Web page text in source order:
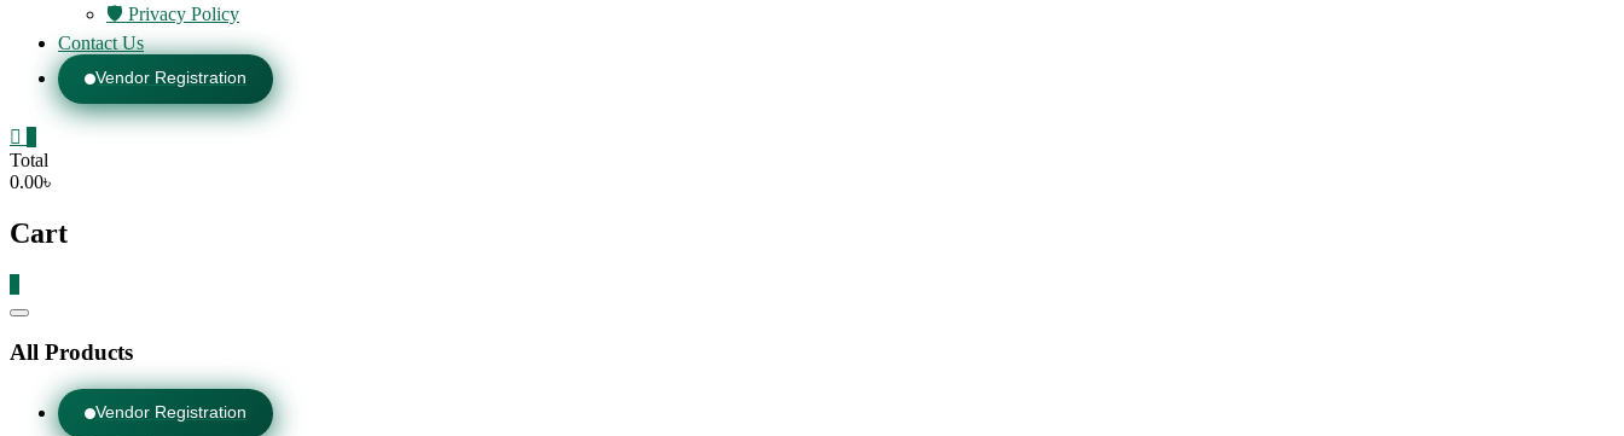
🛡️ Privacy Policy
Contact Us
Vendor Registration
Total
0.00৳
Cart
Catalog
All Products
Vendor Registration